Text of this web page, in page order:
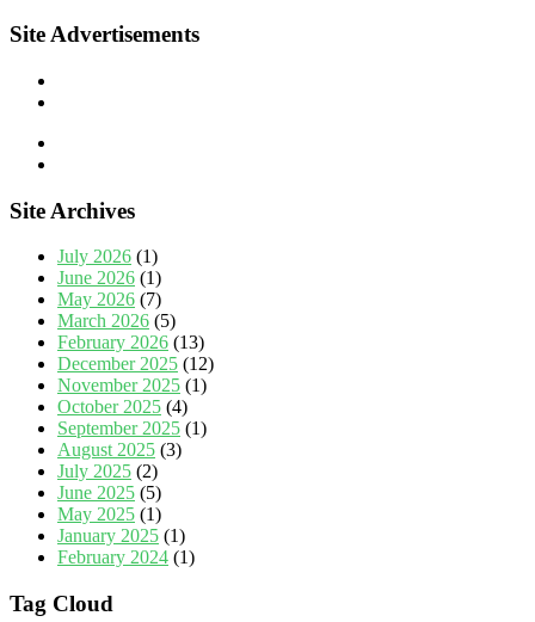
Site Advertisements
Site Archives
July 2026 (1)
June 2026 (1)
May 2026 (7)
March 2026 (5)
February 2026 (13)
December 2025 (12)
November 2025 (1)
October 2025 (4)
September 2025 (1)
August 2025 (3)
July 2025 (2)
June 2025 (5)
May 2025 (1)
January 2025 (1)
February 2024 (1)
Tag Cloud